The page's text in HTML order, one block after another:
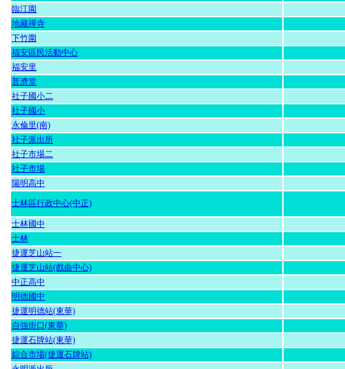
臨江園
地藏禪寺
下竹圍
福安區民活動中心
福安里
普濟堂
社子國小二
社子國小
永倫里(南)
社子派出所
社子市場二
社子市場
陽明高中
士林區行政中心(中正)
士林國中
士林
捷運芝山站一
捷運芝山站(戲曲中心)
中正高中
明德國中
捷運明德站(東華)
自強街口(東華)
捷運石牌站(東華)
綜合市場(捷運石牌站)